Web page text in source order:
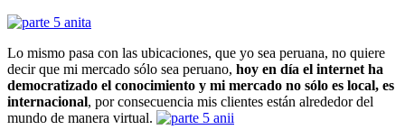
Lo mismo pasa con las ubicaciones, que yo sea peruana, no quiere
decir que mi mercado sólo sea peruano, hoy en día el internet ha
democratizado el conocimiento y mi mercado no sólo es local, es
internacional, por consecuencia mis clientes están alrededor del
mundo de manera virtual.